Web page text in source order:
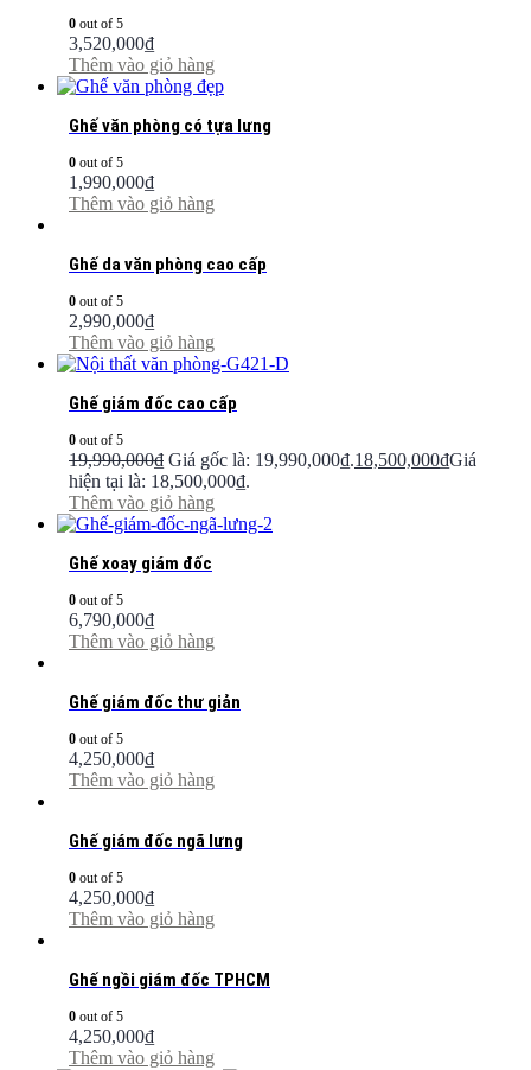
0 out of 5
3,520,000₫
Thêm vào giỏ hàng
Ghế văn phòng có tựa lưng
0 out of 5
1,990,000₫
Thêm vào giỏ hàng
Ghế da văn phòng cao cấp
0 out of 5
2,990,000₫
Thêm vào giỏ hàng
Ghế giám đốc cao cấp
0 out of 5
19,990,000₫ Giá gốc là: 19,990,000₫.18,500,000₫Giá
hiện tại là: 18,500,000₫.
Thêm vào giỏ hàng
Ghế xoay giám đốc
0 out of 5
6,790,000₫
Thêm vào giỏ hàng
Ghế giám đốc thư giản
0 out of 5
4,250,000₫
Thêm vào giỏ hàng
Ghế giám đốc ngã lưng
0 out of 5
4,250,000₫
Thêm vào giỏ hàng
Ghế ngồi giám đốc TPHCM
0 out of 5
4,250,000₫
Thêm vào giỏ hàng